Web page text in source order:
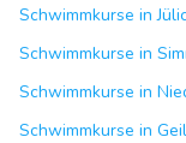
Schwimmkurse in
Schwimmkurse in
Schwimmkurse in
Schwimmkurse in